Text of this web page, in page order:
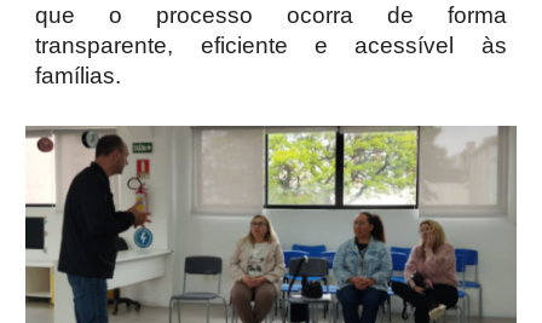
que o processo ocorra de forma
transparente, eficiente e acessível às
famílias.